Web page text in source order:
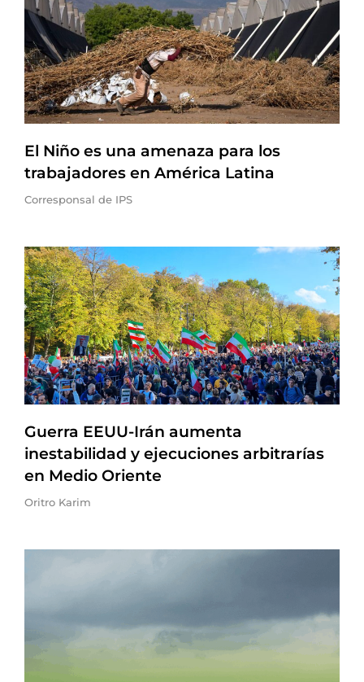
El Niño es una amenaza para los
trabajadores en América Latina
Corresponsal de IPS
Guerra EEUU-Irán aumenta
inestabilidad y ejecuciones arbitrarías
en Medio Oriente
Oritro Karim